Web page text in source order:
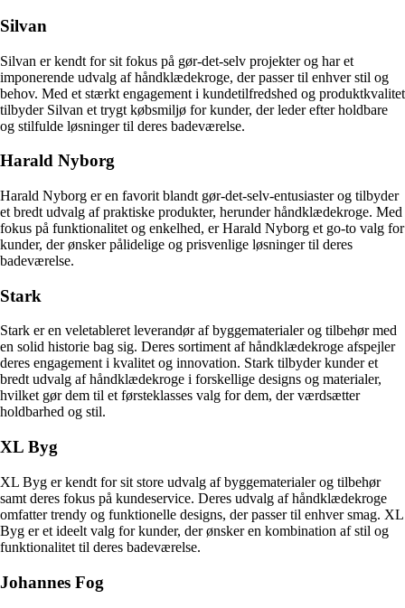
Silvan
Silvan er kendt for sit fokus på gør-det-selv projekter og har et
imponerende udvalg af håndklædekroge, der passer til enhver stil og
behov. Med et stærkt engagement i kundetilfredshed og produktkvalitet
tilbyder Silvan et trygt købsmiljø for kunder, der leder efter holdbare
og stilfulde løsninger til deres badeværelse.
Harald Nyborg
Harald Nyborg er en favorit blandt gør-det-selv-entusiaster og tilbyder
et bredt udvalg af praktiske produkter, herunder håndklædekroge. Med
fokus på funktionalitet og enkelhed, er Harald Nyborg et go-to valg for
kunder, der ønsker pålidelige og prisvenlige løsninger til deres
badeværelse.
Stark
Stark er en veletableret leverandør af byggematerialer og tilbehør med
en solid historie bag sig. Deres sortiment af håndklædekroge afspejler
deres engagement i kvalitet og innovation. Stark tilbyder kunder et
bredt udvalg af håndklædekroge i forskellige designs og materialer,
hvilket gør dem til et førsteklasses valg for dem, der værdsætter
holdbarhed og stil.
XL Byg
XL Byg er kendt for sit store udvalg af byggematerialer og tilbehør
samt deres fokus på kundeservice. Deres udvalg af håndklædekroge
omfatter trendy og funktionelle designs, der passer til enhver smag. XL
Byg er et ideelt valg for kunder, der ønsker en kombination af stil og
funktionalitet til deres badeværelse.
Johannes Fog